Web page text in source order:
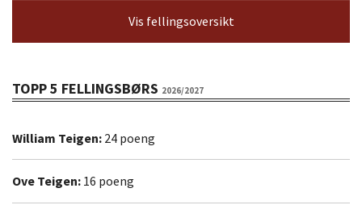
Vis fellingsoversikt
TOPP 5 FELLINGSBØRS 2026/2027
William Teigen: 24 poeng
Ove Teigen: 16 poeng